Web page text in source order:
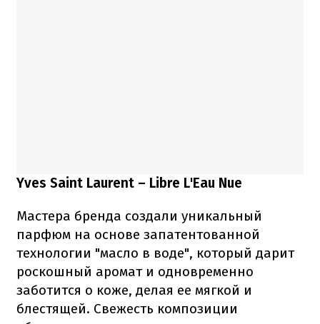
Yves Saint Laurent – Libre L'Eau Nue
Мастера бренда создали уникальный
парфюм на основе запатентованной
технологии "масло в воде", который дарит
роскошный аромат и одновременно
заботится о коже, делая ее мягкой и
блестящей. Свежесть композиции